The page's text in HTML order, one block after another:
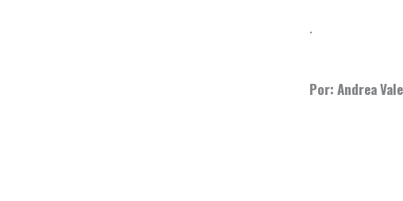
.
Por: Andrea